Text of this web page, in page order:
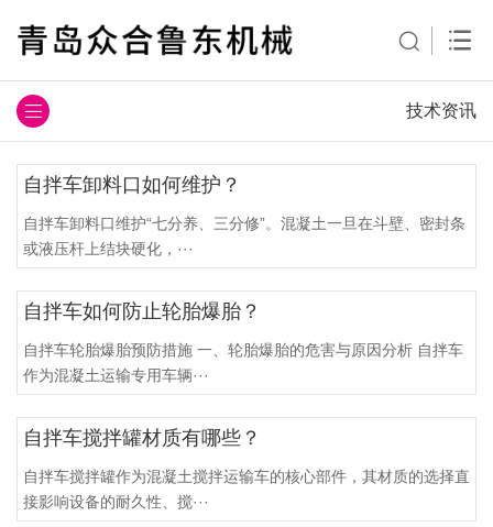
技术资讯
自拌车卸料口如何维护？
自拌车卸料口维护“七分养、三分修”。混凝土一旦在斗壁、密封条
或液压杆上结块硬化，···
自拌车如何防止轮胎爆胎？
自拌车轮胎爆胎预防措施 一、轮胎爆胎的危害与原因分析 自拌车
作为混凝土运输专用车辆···
自拌车搅拌罐材质有哪些？
自拌车搅拌罐作为混凝土搅拌运输车的核心部件，其材质的选择直
接影响设备的耐久性、搅···